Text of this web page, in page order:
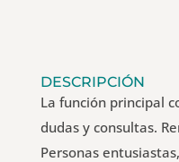
DESCRIPCIÓN
La función principal
dudas y consultas.
Personas